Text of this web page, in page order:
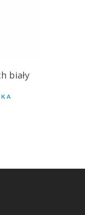
biały